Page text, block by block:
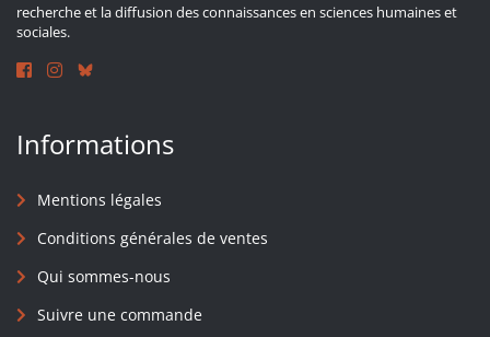
recherche et la diffusion des connaissances en sciences humaines et
sociales.
Informations
Mentions légales
Conditions générales de ventes
Qui sommes-nous
Suivre une commande